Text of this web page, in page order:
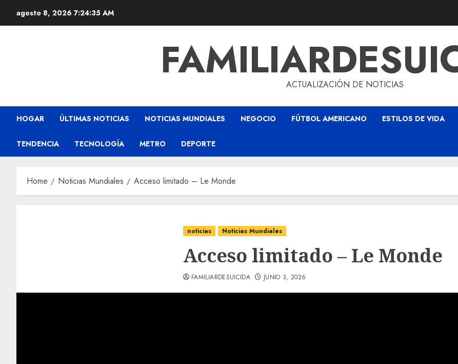
agosto 8, 2026 7:24:35 AM
ACTUALIZACIÓN DE NOTICIAS
HOGAR ÚLTIMAS NOTICIAS NOTICIAS MUNDIALES NEGOCIO FÚTBOL AMERICANO ESTILOS DE VIDA
TENDENCIA TECNOLOGÍA METRO DEPORTE
Home Noticias Mundiales Acceso limitado – Le Monde
noticias Noticias Mundiales
Acceso limitado – Le Monde
FAMILIARDESUICIDA JUNIO 3, 2026